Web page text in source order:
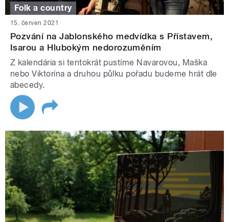
Folk a country
15. červen 2021
Pozvání na Jablonského medvídka s Přístavem,
Isarou a Hlubokým nedorozuměním
Z kalendária si tentokrát pustíme Navarovou, Maška
nebo Viktorína a druhou půlku pořadu budeme hrát dle
abecedy.